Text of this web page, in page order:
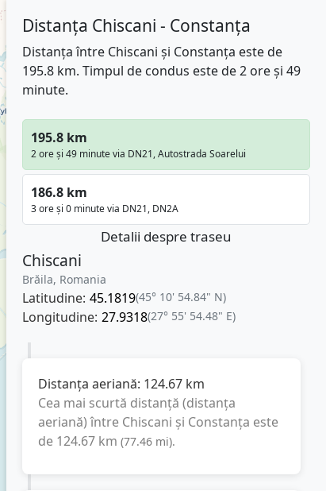
Distanța Chiscani - Constanța
Distanța între Chiscani și Constanța este de
195.8 km. Timpul de condus este de 2 ore și 49
minute.
195.8 km
2 ore și 49 minute via DN21, Autostrada Soarelui
186.8 km
3 ore și 0 minute via DN21, DN2A
Detalii despre traseu
Chiscani
Brăila, Romania
Latitudine: 45.1819(45° 10' 54.84" N)
Longitudine: 27.9318(27° 55' 54.48" E)
Distanța aeriană: 124.67 km
Cea mai scurtă distanță (distanța
aeriană) între Chiscani și Constanța este
de 124.67 km (77.46 mi).